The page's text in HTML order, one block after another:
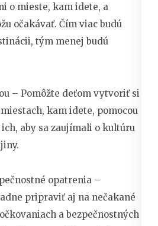
o mieste, kam idete, a
očakávať. Čím viac budú
tým menej budú
– Pomôžte deťom vytvoriť si
kam idete, pomocou
ich, aby sa zaujímali o kultúru
opatrenia –
pripraviť aj na nečakané
a bezpečnostných